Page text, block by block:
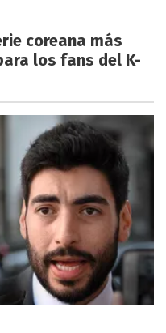
coreana más
los fans del K-